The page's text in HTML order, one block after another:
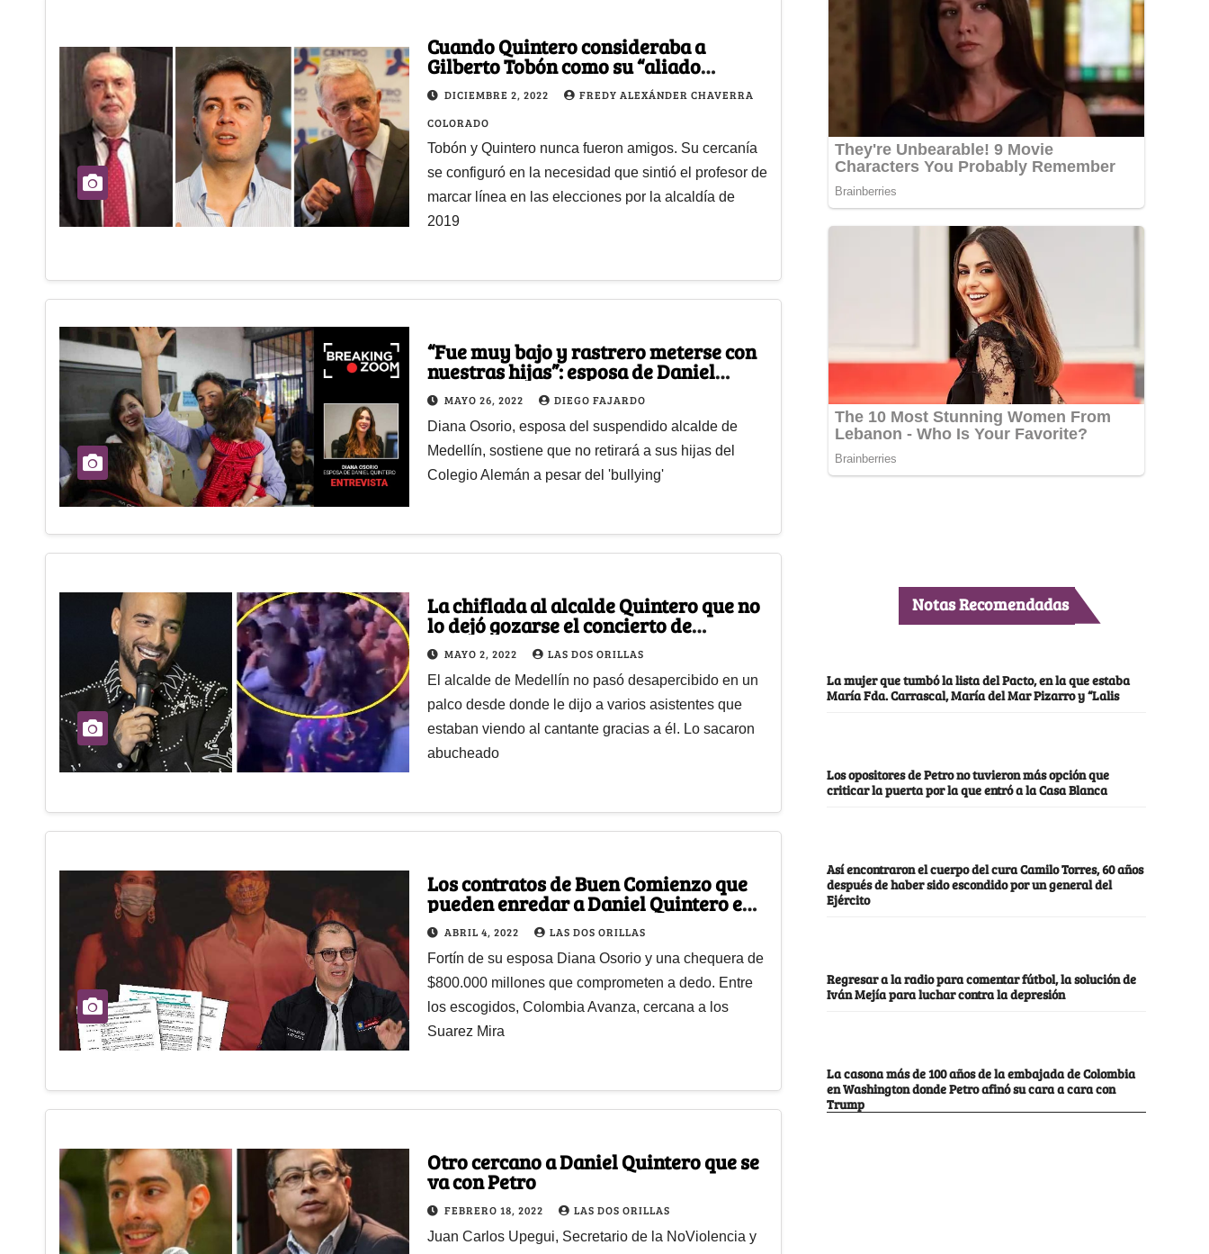
Cuando Quintero consideraba a
Gilberto Tobón como su “aliado
estratégico”
DICIEMBRE 2, 2022
FREDY ALEXÁNDER CHAVERRA
COLORADO
Tobón y Quintero nunca fueron amigos. Su cercanía
se configuró en la necesidad que sintió el profesor de
marcar línea en las elecciones por la alcaldía de
2019
“Fue muy bajo y rastrero meterse con
nuestras hijas”: esposa de Daniel
Quintero
MAYO 26, 2022 DIEGO FAJARDO
Diana Osorio, esposa del suspendido alcalde de
Medellín, sostiene que no retirará a sus hijas del
Colegio Alemán a pesar del 'bullying'
La chiflada al alcalde Quintero que no
lo dejó gozarse el concierto de
Maluma
MAYO 2, 2022 LAS DOS ORILLAS
El alcalde de Medellín no pasó desapercibido en un
palco desde donde le dijo a varios asistentes que
estaban viendo al cantante gracias a él. Lo sacaron
abucheado
Los contratos de Buen Comienzo que
pueden enredar a Daniel Quintero en
la Fiscalía
ABRIL 4, 2022 LAS DOS ORILLAS
Fortín de su esposa Diana Osorio y una chequera de
$800.000 millones que comprometen a dedo. Entre
los escogidos, Colombia Avanza, cercana a los
Suarez Mira
Otro cercano a Daniel Quintero que se
va con Petro
FEBRERO 18, 2022 LAS DOS ORILLAS
Juan Carlos Upegui, Secretario de la NoViolencia y
Notas Recomendadas
La mujer que tumbó la lista del Pacto, en la que estaba
María Fda. Carrascal, María del Mar Pizarro y “Lalis
Los opositores de Petro no tuvieron más opción que
criticar la puerta por la que entró a la Casa Blanca
Así encontraron el cuerpo del cura Camilo Torres, 60 años
después de haber sido escondido por un general del
Ejército
Regresar a la radio para comentar fútbol, la solución de
Iván Mejía para luchar contra la depresión
La casona más de 100 años de la embajada de Colombia
en Washington donde Petro afinó su cara a cara con
Trump